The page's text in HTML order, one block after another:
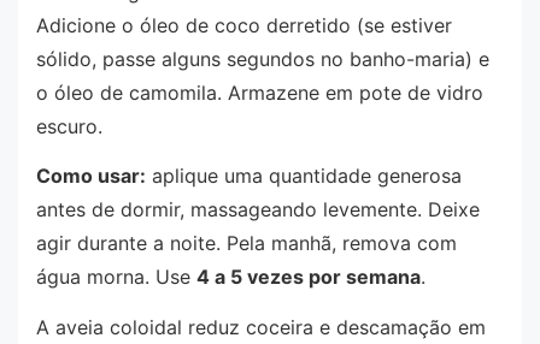
Adicione o óleo de coco derretido (se estiver
sólido, passe alguns segundos no banho-maria) e
o óleo de camomila. Armazene em pote de vidro
escuro.
Como usar: aplique uma quantidade generosa
antes de dormir, massageando levemente. Deixe
agir durante a noite. Pela manhã, remova com
água morna. Use 4 a 5 vezes por semana.
A aveia coloidal reduz coceira e descamação em